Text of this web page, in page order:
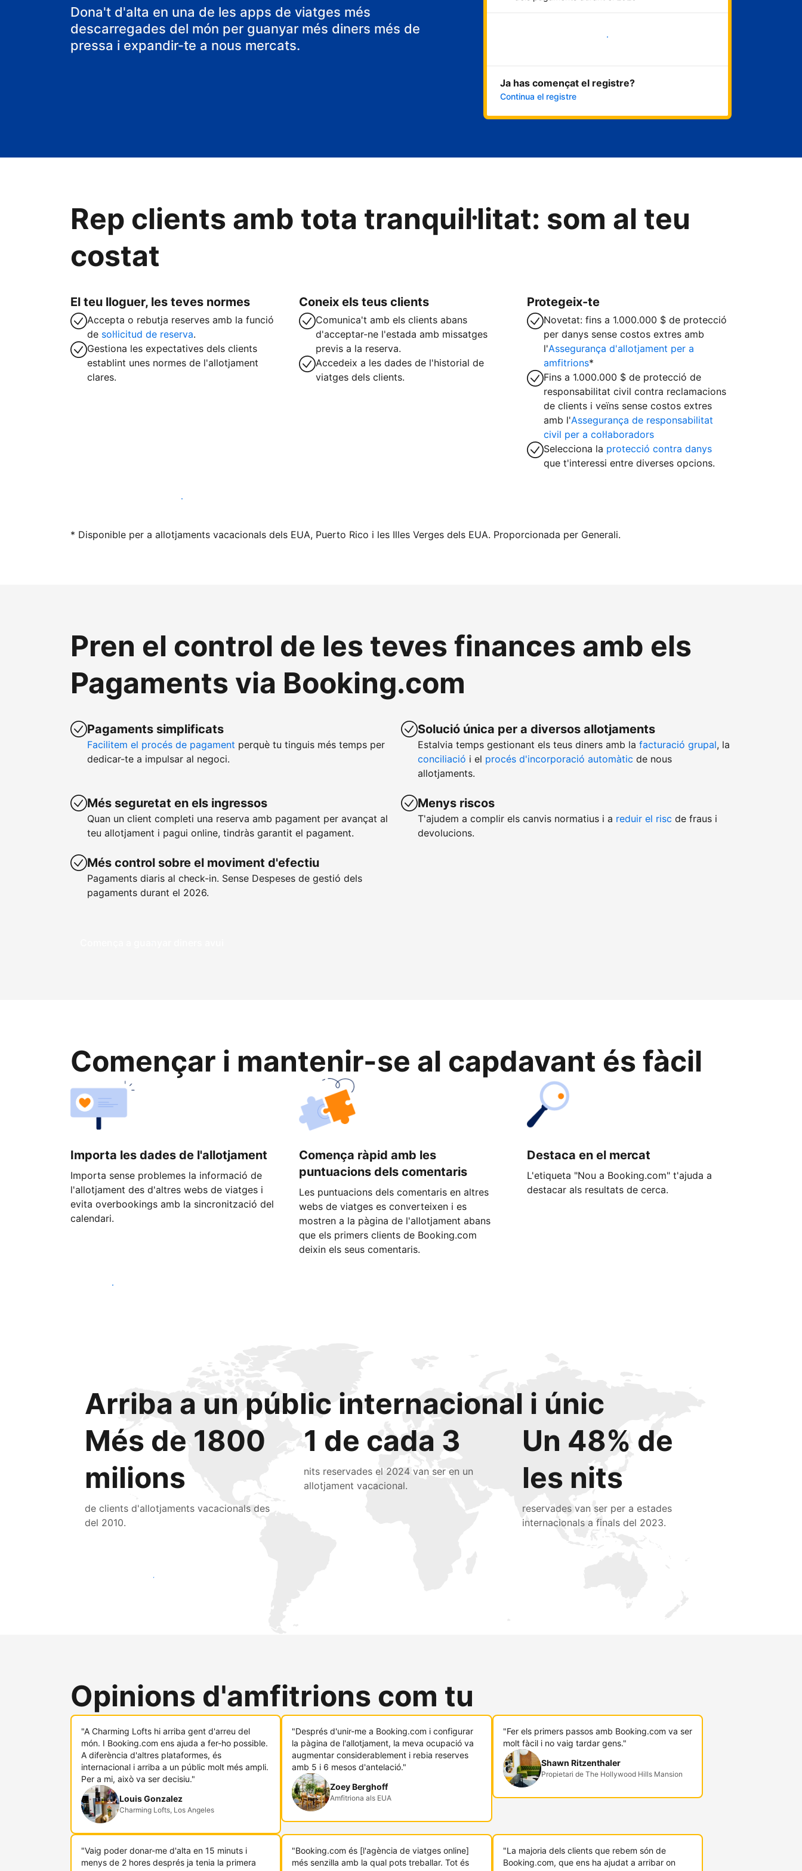
una casa rural
Dona't d'alta en una de les apps de viatges més
descarregades del món per guanyar més diners més de
pressa i expandir-te a nous mercats.
Comença ara
Ja has començat el registre?
Continua el registre
Rep clients amb tota tranquil·litat: som al teu
costat
El teu lloguer, les teves normes
Accepta o rebutja reserves amb la funció
de sol·licitud de reserva.
Gestiona les expectatives dels clients
establint unes normes de l'allotjament
clares.
Coneix els teus clients
Comunica't amb els clients abans
d'acceptar-ne l'estada amb missatges
previs a la reserva.
Accedeix a les dades de l'historial de
viatges dels clients.
Protegeix-te
Novetat: fins a 1.000.000 $ de protecció
per danys sense costos extres amb
l'Assegurança d'allotjament per a
amfitrions*
Fins a 1.000.000 $ de protecció de
responsabilitat civil contra reclamacions
de clients i veïns sense costos extres
amb l'Assegurança de responsabilitat
civil per a col·laboradors
Selecciona la protecció contra danys
que t'interessi entre diverses opcions.
Lloga l'allotjament amb nosaltres avui mateix
* Disponible per a allotjaments vacacionals dels EUA, Puerto Rico i les Illes Verges dels EUA. Proporcionada per Generali.
Pren el control de les teves finances amb els
Pagaments via Booking.com
Pagaments simplificats
Facilitem el procés de pagament perquè tu tinguis més temps per
dedicar-te a impulsar al negoci.
Més seguretat en els ingressos
Quan un client completi una reserva amb pagament per avançat al
teu allotjament i pagui online, tindràs garantit el pagament.
Més control sobre el moviment d'efectiu
Pagaments diaris al check-in. Sense Despeses de gestió dels
pagaments durant el 2026.
Solució única per a diversos allotjaments
Estalvia temps gestionant els teus diners amb la facturació grupal, la
conciliació i el procés d'incorporació automàtic de nous
allotjaments.
Menys riscos
T'ajudem a complir els canvis normatius i a reduir el risc de fraus i
devolucions.
Comença a guanyar diners avui
Començar i mantenir-se al capdavant és fàcil
Importa les dades de l'allotjament
Importa sense problemes la informació de
l'allotjament des d'altres webs de viatges i
evita overbookings amb la sincronització del
calendari.
Comença ràpid amb les
puntuacions dels comentaris
Les puntuacions dels comentaris en altres
webs de viatges es converteixen i es
mostren a la pàgina de l'allotjament abans
que els primers clients de Booking.com
deixin els seus comentaris.
Destaca en el mercat
L'etiqueta "Nou a Booking.com" t'ajuda a
destacar als resultats de cerca.
Comença avui
Arriba a un públic internacional i únic
Més de 1800
milions
de clients d'allotjaments vacacionals des
del 2010.
1 de cada 3
nits reservades el 2024 van ser en un
allotjament vacacional.
Un 48% de
les nits
reservades van ser per a estades
internacionals a finals del 2023.
Arriba a nous clients avui mateix
Opinions d'amfitrions com tu
"A Charming Lofts hi arriba gent d'arreu del
món. I Booking.com ens ajuda a fer-ho possible.
A diferència d'altres plataformes, és
internacional i arriba a un públic molt més ampli.
Per a mi, això va ser decisiu."
Louis Gonzalez
Charming Lofts, Los Angeles
"Després d'unir-me a Booking.com i configurar
la pàgina de l'allotjament, la meva ocupació va
augmentar considerablement i rebia reserves
amb 5 i 6 mesos d'antelació."
Zoey Berghoff
Amfitriona als EUA
"Fer els primers passos amb Booking.com va ser
molt fàcil i no vaig tardar gens."
Shawn Ritzenthaler
Propietari de The Hollywood Hills Mansion
"Vaig poder donar-me d'alta en 15 minuts i
menys de 2 hores després ja tenia la primera
"Booking.com és [l'agència de viatges online]
més senzilla amb la qual pots treballar. Tot és
"La majoria dels clients que rebem són de
Booking.com, que ens ha ajudat a arribar on